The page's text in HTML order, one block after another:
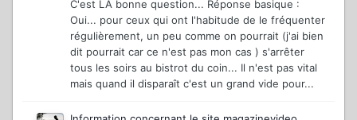
C'est LA bonne question... Réponse basique :
Oui... pour ceux qui ont l'habitude de le fréquenter
régulièrement, un peu comme on pourrait (j'ai bien
dit pourrait car ce n'est pas mon cas ) s'arrêter
tous les soirs au bistrot du coin... Il n'est pas vital
mais quand il disparaît c'est un grand vide pour...